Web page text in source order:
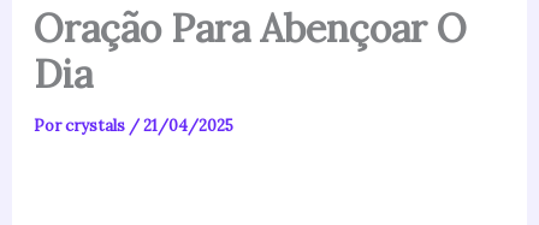
Oração Para Abençoar O
Dia
Porcrystals /21/04/2025